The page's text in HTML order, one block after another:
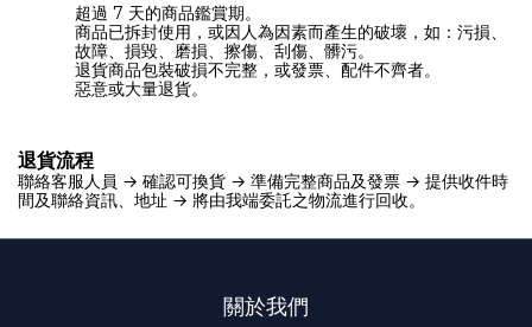
超過 7 天的商品鑑賞期。
商品已拆封使用，或因人為因素而產生的破壞，如：污損、
故障、損毀、磨損、擦傷、刮傷、髒污。
退貨商品包裝破損不完整，或發票、配件不齊者。
惡意或大量退貨。
退貨流程
聯絡客服人員 → 確認可換貨 → 準備完整商品及發票 → 提供收件時
間及聯絡資訊、地址 → 將由我端委託之物流進行回收。
關於我們